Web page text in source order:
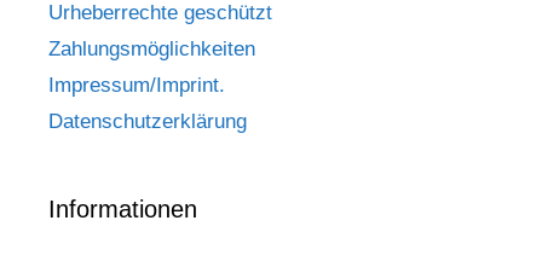
Urheberrechte geschützt
Zahlungsmöglichkeiten
Impressum/Imprint.
Datenschutzerklärung
Informationen